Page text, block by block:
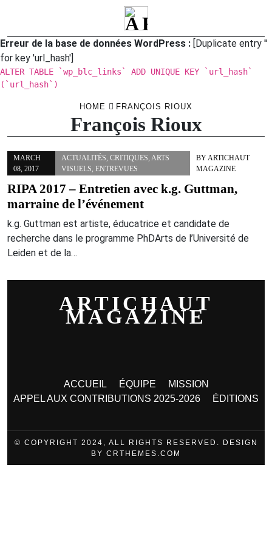
Erreur de la base de données WordPress : [Duplicate entry ''
for key 'url_hash']
ALTER TABLE `wp_blc_links` ADD UNIQUE KEY `url_hash`
(`url_hash`)
content
HOME FRANÇOIS RIOUX
François Rioux
MARCH
08, 2017
ACTUALITÉS,CRITIQUES,ARTS
VISUELS,ENTREVUES
BYARTICHAUT
MAGAZINE
RIPA 2017 – Entretien avec k.g. Guttman,
marraine de l’événement
k.g. Guttman est artiste, éducatrice et candidate de
recherche dans le programme PhDArts de l’Université de
Leiden et de la…
ARTICHAUT
MAGAZINE
ACCUEIL ÉQUIPE
MISSION
APPEL AUX CONTRIBUTIONS 2025-2026
ÉDITIONS
© COPYRIGHT 2024, ALL RIGHTS RESERVED. DESIGN
BY CRTHEMES.COM